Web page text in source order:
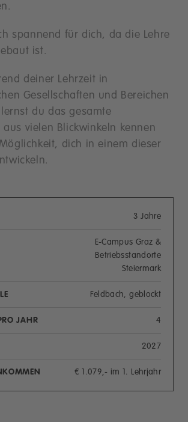
spannend für dich, da die Lehre
ist.
deiner Lehrzeit in
Gesellschaften und Bereichen
du das gesamte
aus vielen Blickwinkeln kennen
dich in einem dieser
3 Jahre
E-Campus Graz &
Betriebsstandorte
Steiermark
Feldbach, geblockt
JAHR 4
2027
€ 1.079,- im 1. Lehrjahr